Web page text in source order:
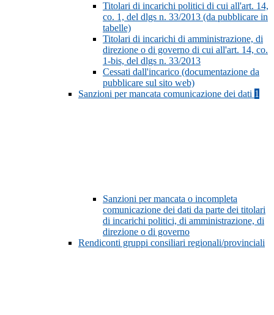
Titolari di incarichi politici di cui all'art. 14,
co. 1, del dlgs n. 33/2013 (da pubblicare in
tabelle)
Titolari di incarichi di amministrazione, di
direzione o di governo di cui all'art. 14, co.
1-bis, del dlgs n. 33/2013
Cessati dall'incarico (documentazione da
pubblicare sul sito web)
Sanzioni per mancata comunicazione dei dati 1
Sanzioni per mancata o incompleta
comunicazione dei dati da parte dei titolari
di incarichi politici, di amministrazione, di
direzione o di governo
Rendiconti gruppi consiliari regionali/provinciali